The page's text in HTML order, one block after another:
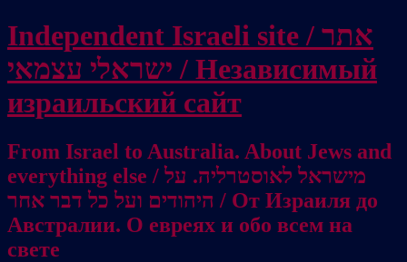
Independent Israeli site / אתר
ישראלי עצמאי / Независимый
израильский сайт
From Israel to Australia. About Jews and
everything else / מישראל לאוסטרליה. על
היהודים ועל כל דבר אחר / От Израиля до
Австралии. О евреях и обо всем на
свете